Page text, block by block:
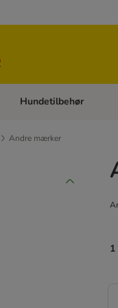
Åben kategori menu:
Hundetilbehør
Andre mærker